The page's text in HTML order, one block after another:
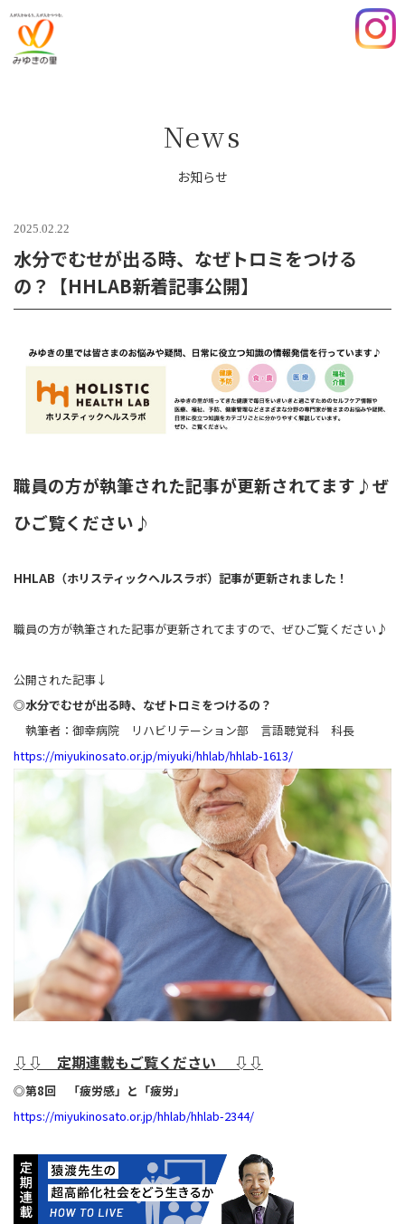
News
お知らせ
2025.02.22
水分でむせが出る時、なぜトロミをつける
の？【HHLAB新着記事公開】
職員の方が執筆された記事が更新されてます♪ぜ
ひご覧ください♪
HHLAB （ホリスティックヘルスラボ）記事が更新されました！
職員の方が執筆された記事が更新されてますので、ぜひご覧ください♪
公開された記事↓
◎水分でむせが出る時、なぜトロミをつけるの？
執筆者：御幸病院 リハビリテーション部 言語聴覚科 科長
https://miyukinosato.or.jp/miyuki/hhlab/hhlab-1613/
⇩⇩ 定期連載もご覧ください ⇩⇩
◎第8回 「疲労感」と「疲労」
https://miyukinosato.or.jp/hhlab/hhlab-2344/